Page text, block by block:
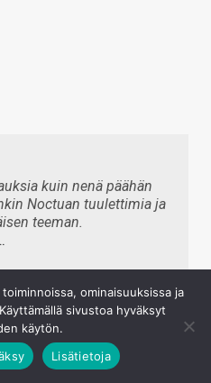
kuin nenä päähän
Noctuan tuulettimia ja
teeman.
ominaisuuksissa ja
sivustoa hyväksyt
käytön.
Lisätietoja